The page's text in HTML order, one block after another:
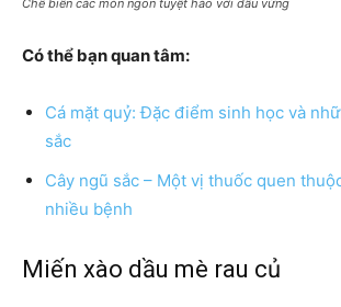
Chế biến các món ngon tuyệt hảo với dầu vừng
Có thể bạn quan tâm:
Cá mặt quỷ: Đặc điểm sinh học và
sắc
Cây ngũ sắc – Một vị thuốc quen
nhiều bệnh
Miến xào dầu mè rau củ